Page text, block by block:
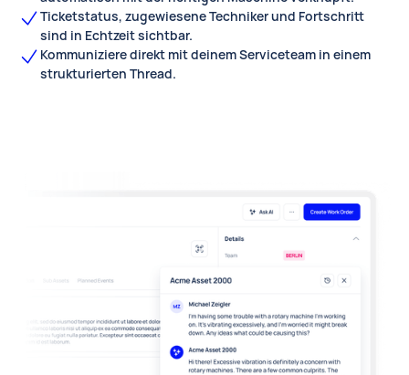
Ticketstatus, zugewiesene Techniker und Fortschritt
sind in Echtzeit sichtbar.
Kommuniziere direkt mit deinem Serviceteam in einem
strukturierten Thread.